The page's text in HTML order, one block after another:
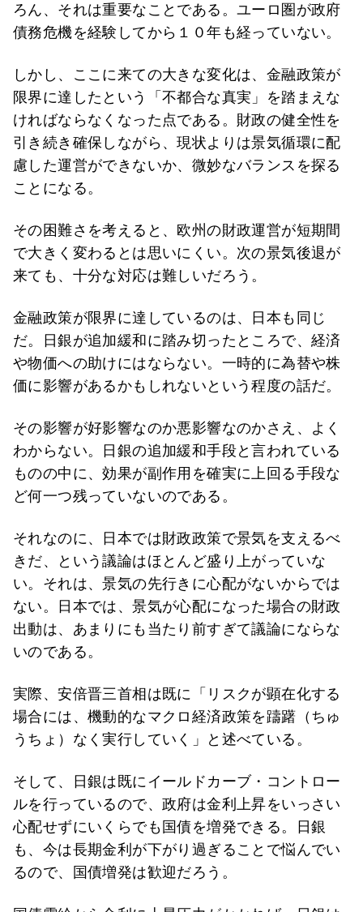
ろん、それは重要なことである。ユーロ圏が政府
債務危機を経験してから１０年も経っていない。
しかし、ここに来ての大きな変化は、金融政策が
限界に達したという「不都合な真実」を踏まえな
ければならなくなった点である。財政の健全性を
引き続き確保しながら、現状よりは景気循環に配
慮した運営ができないか、微妙なバランスを探る
ことになる。
その困難さを考えると、欧州の財政運営が短期間
で大きく変わるとは思いにくい。次の景気後退が
来ても、十分な対応は難しいだろう。
金融政策が限界に達しているのは、日本も同じ
だ。日銀が追加緩和に踏み切ったところで、経済
や物価への助けにはならない。一時的に為替や株
価に影響があるかもしれないという程度の話だ。
その影響が好影響なのか悪影響なのかさえ、よく
わからない。日銀の追加緩和手段と言われている
ものの中に、効果が副作用を確実に上回る手段な
ど何一つ残っていないのである。
それなのに、日本では財政政策で景気を支えるべ
きだ、という議論はほとんど盛り上がっていな
い。それは、景気の先行きに心配がないからでは
ない。日本では、景気が心配になった場合の財政
出動は、あまりにも当たり前すぎて議論にならな
いのである。
実際、安倍晋三首相は既に「リスクが顕在化する
場合には、機動的なマクロ経済政策を躊躇（ちゅ
うちょ）なく実行していく」と述べている。
そして、日銀は既にイールドカーブ・コントロー
ルを行っているので、政府は金利上昇をいっさい
心配せずにいくらでも国債を増発できる。日銀
も、今は長期金利が下がり過ぎることで悩んでい
るので、国債増発は歓迎だろう。